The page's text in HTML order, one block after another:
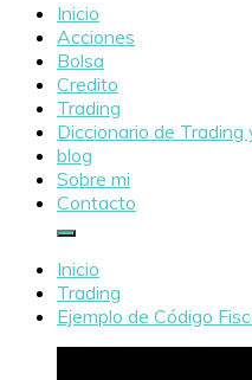
Inicio
Acciones
Bolsa
Credito
Trading
Diccionario de Trading
blog
Sobre mi
Contacto
Inicio
Trading
Ejemplo de Código